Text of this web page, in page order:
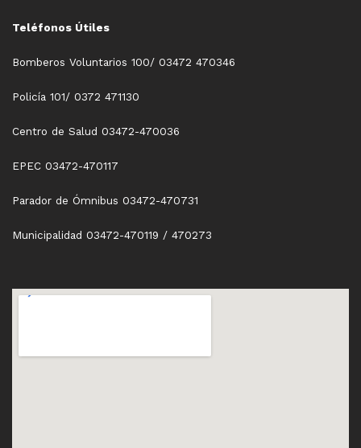
Teléfonos Útiles
Bomberos Voluntarios 100/ 03472 470346
Policía 101/ 0372 471130
Centro de Salud 03472-470036
EPEC 03472-470117
Parador de Ómnibus 03472-470731
Municipalidad 03472-470119 / 470273